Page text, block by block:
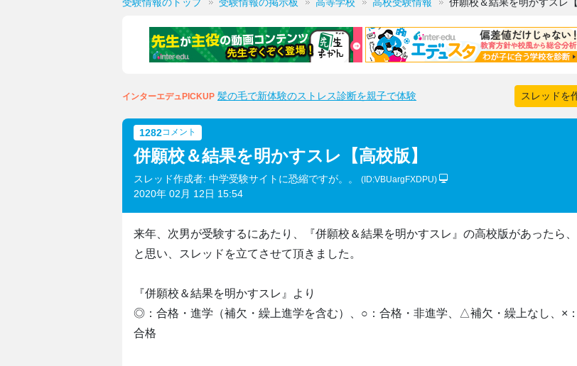
インターエデュPICKUP 髪の毛で新体験のストレス診断を親子で体験 スレッドを
1282コメント
併願校＆結果を明かすスレ【高校版】
スレッド作成者: 中学受験サイトに恐縮ですが。。 (ID:VBUargFXDPU)
2020年 02月 12日 15:54
来年、次男が受験するにあたり、『併願校＆結果を明かすスレ』の高校版があったら、
と思い、スレッドを立てさせて頂きました。
『併願校＆結果を明かすスレ』より
◎：合格・進学（補欠・繰上進学を含む）、○：合格・非進学、△補欠・繰上なし、×
合格